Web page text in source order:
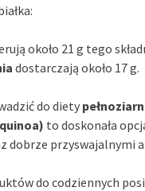
około 21 g tego
dostarczają około 17 g.
do diety
to doskonała
dobrze przyswajalnymi
do codziennych